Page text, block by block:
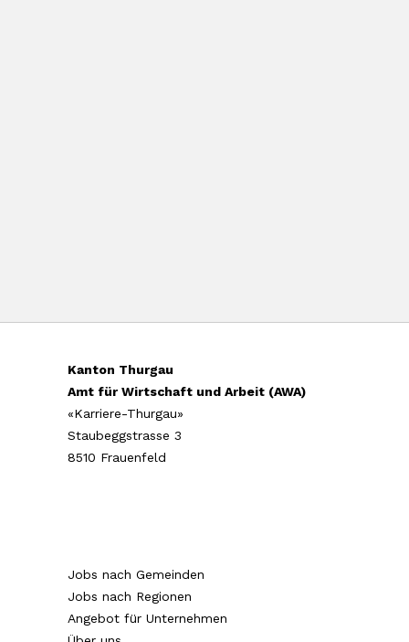
Kanton Thurgau
Amt für Wirtschaft und Arbeit (AWA)
«Karriere-Thurgau»
Staubeggstrasse 3
8510 Frauenfeld
Jobs nach Gemeinden
Jobs nach Regionen
Angebot für Unternehmen